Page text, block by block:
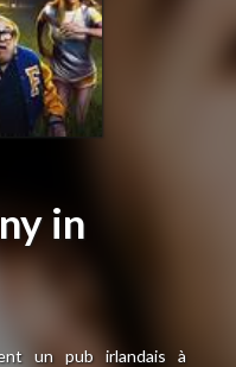
in
un pub irlandais à